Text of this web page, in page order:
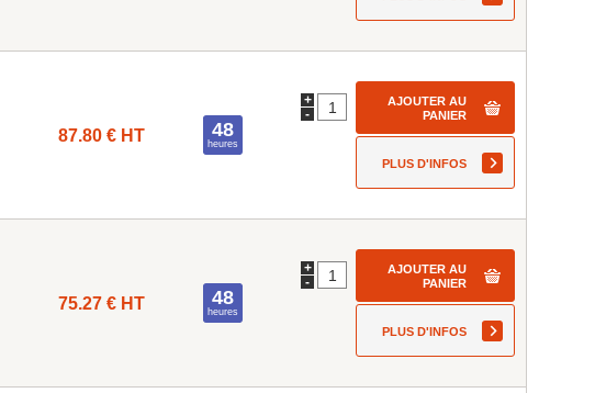
87.80 € HT 48
heures
+
-
AJOUTER AU
PANIER
PLUS D'INFOS
75.27 € HT 48
heures
+
-
AJOUTER AU
PANIER
PLUS D'INFOS